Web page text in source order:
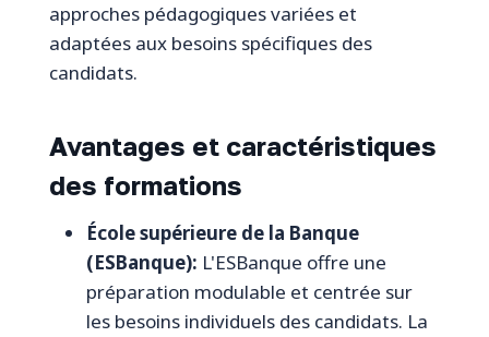
approches pédagogiques variées et
adaptées aux besoins spécifiques des
candidats.
Avantages et caractéristiques
des formations
École supérieure de la Banque
(ESBanque): L'ESBanque offre une
préparation modulable et centrée sur
les besoins individuels des candidats. La